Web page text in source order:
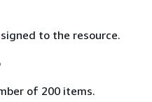
to the resource.
of 200 items.